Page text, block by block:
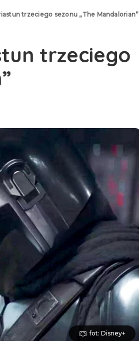
trzeciego sezonu „The Mandalorian”
trzeciego
fot: Disney+